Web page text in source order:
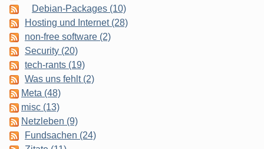
Debian-Packages (10)
Hosting und Internet (28)
non-free software (2)
Security (20)
tech-rants (19)
Was uns fehlt (2)
Meta (48)
misc (13)
Netzleben (9)
Fundsachen (24)